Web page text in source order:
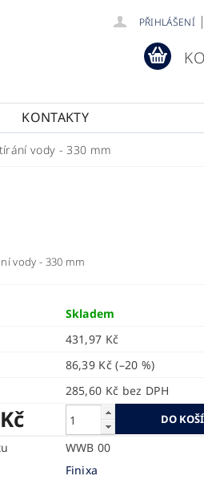
PŘIHLÁŠENÍ |
KONTAKTY
vody - 330 mm
vody - 330 mm
Skladem
431,97 Kč
86,39 Kč(–20 %)
285,60 Kč bez DPH
WWB 00
Finixa